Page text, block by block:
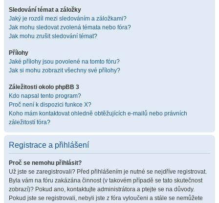
Sledování témat a záložky
Jaký je rozdíl mezi sledováním a záložkami?
Jak mohu sledovat zvolená témata nebo fóra?
Jak mohu zrušit sledování témat?
Přílohy
Jaké přílohy jsou povolené na tomto fóru?
Jak si mohu zobrazit všechny své přílohy?
Záležitosti okolo phpBB 3
Kdo napsal tento program?
Proč není k dispozici funkce X?
Koho mám kontaktovat ohledně obtěžujících e-mailů nebo právních
záležitostí fóra?
Registrace a přihlášení
Proč se nemohu přihlásit?
Už jste se zaregistrovali? Před přihlášením je nutné se nejdříve registrovat.
Byla vám na fóru zakázána činnost (v takovém případě se tato skutečnost
zobrazí)? Pokud ano, kontaktujte administrátora a ptejte se na důvody.
Pokud jste se registrovali, nebyli jste z fóra vyloučeni a stále se nemůžete